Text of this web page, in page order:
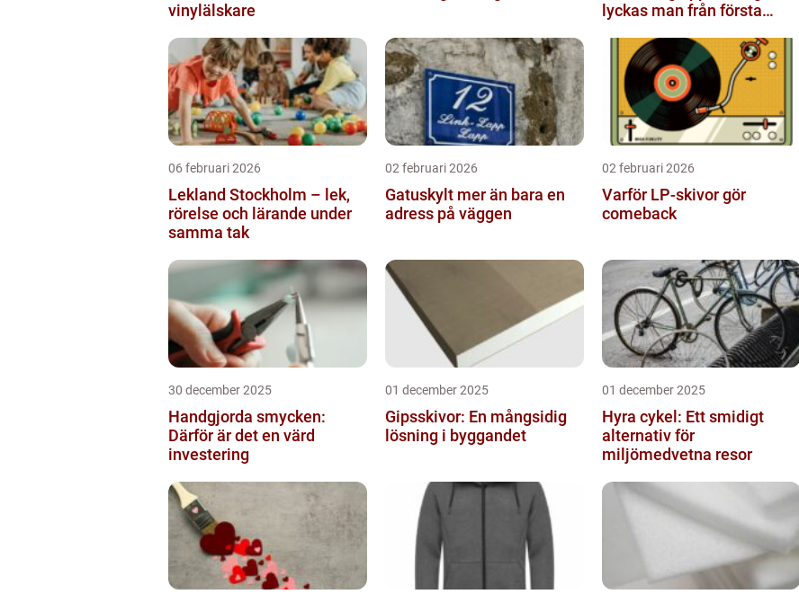
vinylälskare
lyckas man från första
06 februari 2026
Lekland Stockholm – lek,
rörelse och lärande under
samma tak
02 februari 2026
Gatuskylt mer än bara en
adress på väggen
02 februari 2026
Varför LP-skivor gör
comeback
30 december 2025
Handgjorda smycken:
Därför är det en värd
investering
01 december 2025
Gipsskivor: En mångsidig
lösning i byggandet
01 december 2025
Hyra cykel: Ett smidigt
alternativ för
miljömedvetna resor